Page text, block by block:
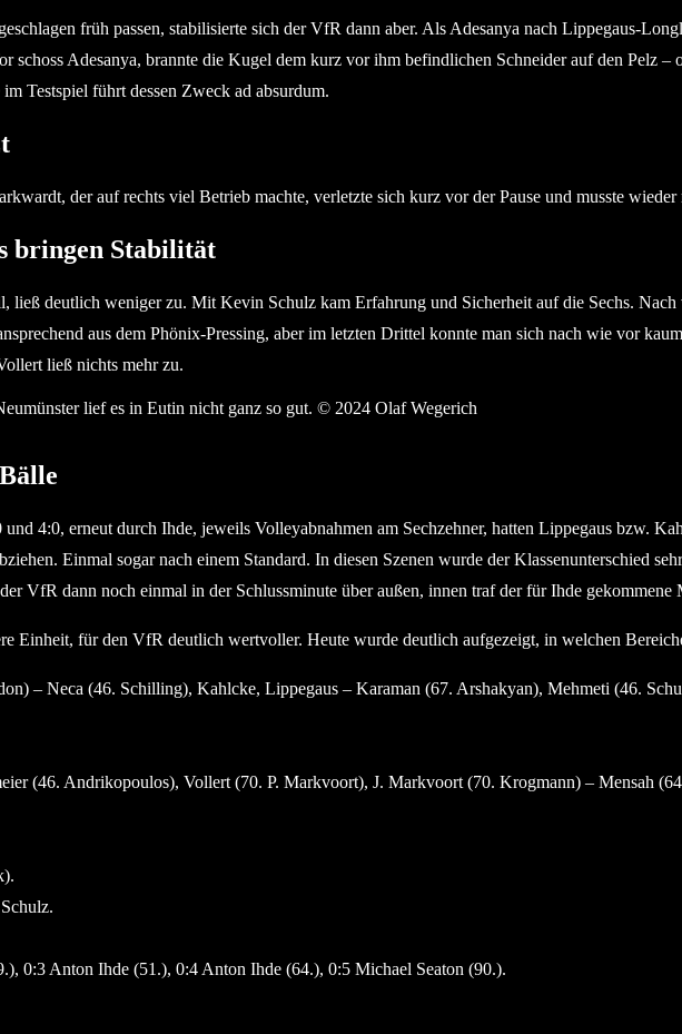
früh passen, stabilisierte sich der VfR dann aber. Als Adesanya nach Lippegaus-
schoss Adesanya, brannte die Kugel dem kurz vor ihm befindlichen Schneider auf den Pelz
Testspiel führt dessen Zweck ad absurdum.
der auf rechts viel Betrieb machte, verletzte sich kurz vor der Pause und musste wieder
bringen Stabilität
ließ deutlich weniger zu. Mit Kevin Schulz kam Erfahrung und Sicherheit auf die Sechs.
aus dem Phönix-Pressing, aber im letzten Drittel konnte man sich nach wie vor
ließ nichts mehr zu.
4:0, erneut durch Ihde, jeweils Volleyabnahmen am Sechzehner, hatten Lippegaus bzw.
Einmal sogar nach einem Standard. In diesen Szenen wurde der Klassenunterschied
VfR dann noch einmal in der Schlussminute über außen, innen traf der für Ihde gekommene
Einheit, für den VfR deutlich wertvoller. Heute wurde deutlich aufgezeigt, in welchen
– Neca (46. Schilling), Kahlcke, Lippegaus – Karaman (67. Arshakyan), Mehmeti (46.
(46. Andrikopoulos), Vollert (70. P. Markvoort), J. Markvoort (70. Krogmann) – Mensah
0:3 Anton Ihde (51.), 0:4 Anton Ihde (64.), 0:5 Michael Seaton (90.).